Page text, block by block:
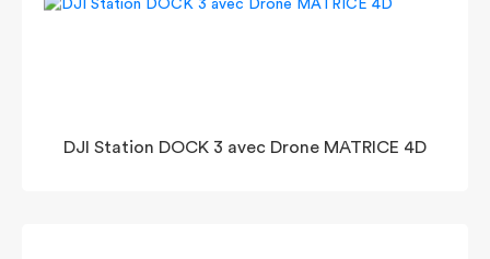
DJI Station DOCK 3 avec Drone MATRICE 4D